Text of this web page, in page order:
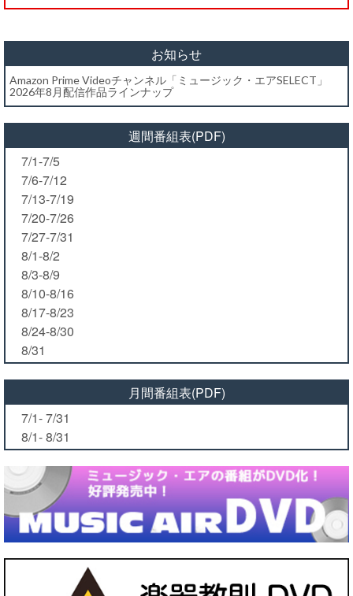
お知らせ
Amazon Prime Videoチャンネル「ミュージック・エアSELECT」
2026年8月配信作品ラインナップ
週間番組表(PDF)
7/1-7/5
7/6-7/12
7/13-7/19
7/20-7/26
7/27-7/31
8/1-8/2
8/3-8/9
8/10-8/16
8/17-8/23
8/24-8/30
8/31
月間番組表(PDF)
7/1- 7/31
8/1- 8/31